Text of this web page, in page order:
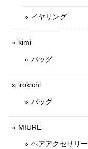
イヤリング
kimi
バッグ
irokichi
バッグ
MIURE
ヘアアクセサリー